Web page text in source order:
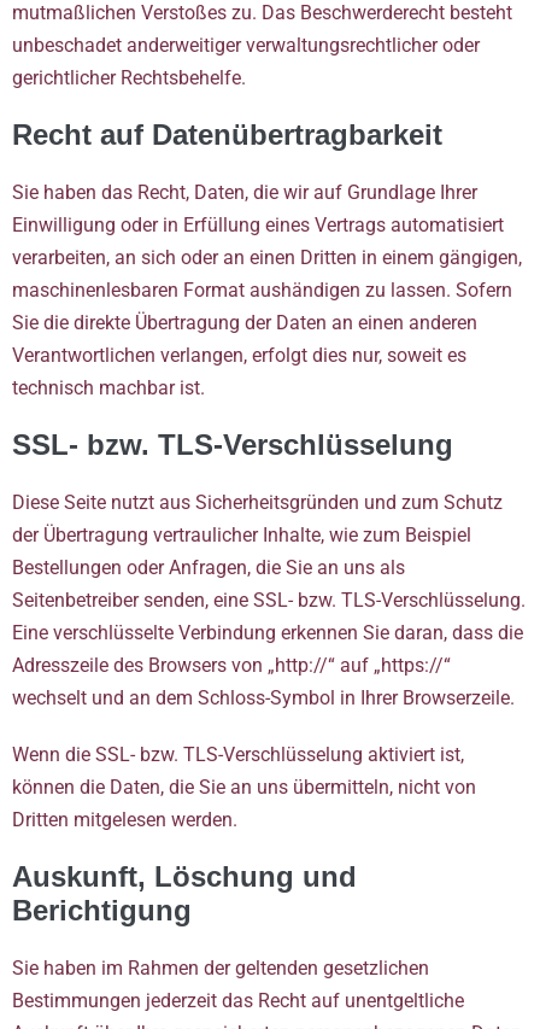
mutmaßlichen Verstoßes zu. Das Beschwerderecht besteht
unbeschadet anderweitiger verwaltungsrechtlicher oder
gerichtlicher Rechtsbehelfe.
Recht auf Daten­übertrag­barkeit
Sie haben das Recht, Daten, die wir auf Grundlage Ihrer
Einwilligung oder in Erfüllung eines Vertrags automatisiert
verarbeiten, an sich oder an einen Dritten in einem gängigen,
maschinenlesbaren Format aushändigen zu lassen. Sofern
Sie die direkte Übertragung der Daten an einen anderen
Verantwortlichen verlangen, erfolgt dies nur, soweit es
technisch machbar ist.
SSL- bzw. TLS-Verschlüsselung
Diese Seite nutzt aus Sicherheitsgründen und zum Schutz
der Übertragung vertraulicher Inhalte, wie zum Beispiel
Bestellungen oder Anfragen, die Sie an uns als
Seitenbetreiber senden, eine SSL- bzw. TLS-Verschlüsselung.
Eine verschlüsselte Verbindung erkennen Sie daran, dass die
Adresszeile des Browsers von „http://“ auf „https://“
wechselt und an dem Schloss-Symbol in Ihrer Browserzeile.
Wenn die SSL- bzw. TLS-Verschlüsselung aktiviert ist,
können die Daten, die Sie an uns übermitteln, nicht von
Dritten mitgelesen werden.
Auskunft, Löschung und
Berichtigung
Sie haben im Rahmen der geltenden gesetzlichen
Bestimmungen jederzeit das Recht auf unentgeltliche